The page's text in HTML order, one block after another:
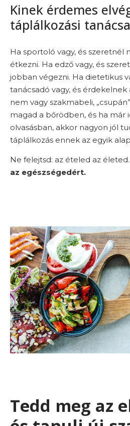
Kinek érdemes
táplálkozási
Ha sportoló vagy, és szeretnél
étkezni. Ha edző vagy, és
jobban végezni. Ha dietetikus
tanácsadó vagy, és érdekelnek
nem vagy szakmabeli,
magad a bőrödben, és ha már
olvasásban, akkor nagyon jól
táplálkozás ennek az egyik
Ne felejtsd: az ételed az életed.
az egészségedért.
Tedd meg az